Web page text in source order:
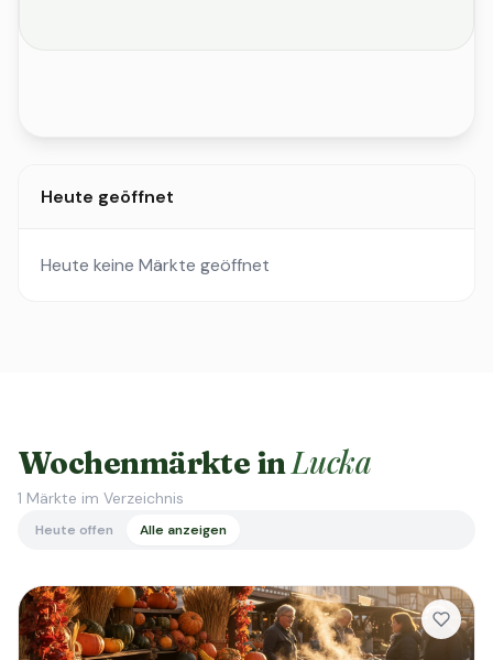
Heute geöffnet
Heute keine Märkte geöffnet
Wochenmärkte inLucka
1 Märkte im Verzeichnis
Heute offen Alle anzeigen